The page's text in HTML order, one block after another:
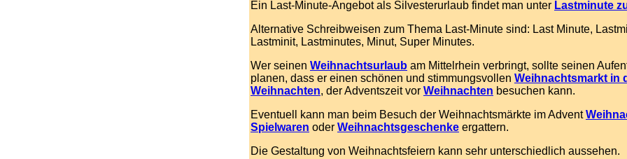
Ein Last-Minute-Angebot als Silvesterurlaub findet man unter Lastminute
Alternative Schreibweisen zum Thema Last-Minute sind: Last Minute,
Lastminit, Lastminutes, Minut, Super Minutes.
Wer seinen Weihnachtsurlaub am Mittelrhein verbringt, sollte seinen
planen, dass er einen schönen und stimmungsvollen Weihnachtsmarkt in
Weihnachten, der Adventszeit vor Weihnachten besuchen kann.
Eventuell kann man beim Besuch der Weihnachtsmärkte im Advent
Spielwaren oder Weihnachtsgeschenke ergattern.
Die Gestaltung von Weihnachtsfeiern kann sehr unterschiedlich aussehen.